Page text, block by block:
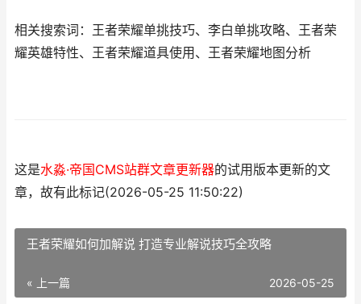
相关搜索词：王者荣耀单挑技巧、李白单挑攻略、王者荣
耀英雄特性、王者荣耀道具使用、王者荣耀地图分析
这是水淼·帝国CMS站群文章更新器的试用版本更新的文
章，故有此标记(2026-05-25 11:50:22)
王者荣耀如何加解说 打造专业解说技巧全攻略
« 上一篇 2026-05-25